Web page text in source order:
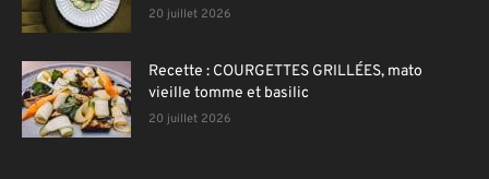
20 juillet 2026
Recette : COURGETTES GRILLÉES, mato
vieille tomme et basilic
20 juillet 2026